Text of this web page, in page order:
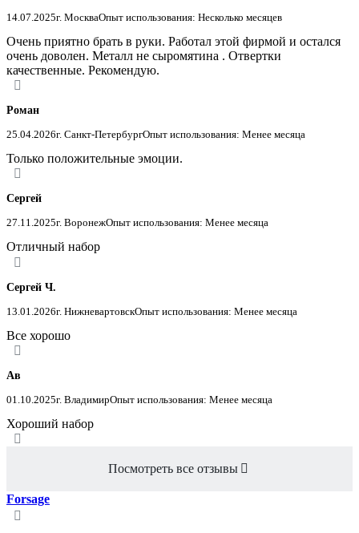
14.07.2025г. МоскваОпыт использования: Несколько месяцев
Очень приятно брать в руки. Работал этой фирмой и остался
очень доволен. Металл не сыромятина . Отвертки
качественные. Рекомендую.
Роман
25.04.2026г. Санкт-ПетербургОпыт использования: Менее месяца
Только положительные эмоции.
Сергей
27.11.2025г. ВоронежОпыт использования: Менее месяца
Отличный набор
Сергей Ч.
13.01.2026г. НижневартовскОпыт использования: Менее месяца
Все хорошо
Ав
01.10.2025г. ВладимирОпыт использования: Менее месяца
Хороший набор
Посмотреть все отзывы
Forsage